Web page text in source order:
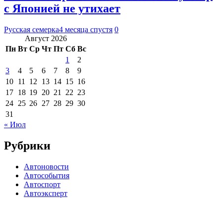
с Японией не утихает
Русская семерка4 месяца спустя 0
Август 2026
Пн Вт Ср Чт Пт Сб Вс
1
2
3
4 5 6 7 8
9
10 11 12 13 14 15 16
17 18 19 20 21 22 23
24 25 26 27 28 29 30
31
« Июл
Рубрики
Автоновости
Автособытия
Автоспорт
Автоэксперт